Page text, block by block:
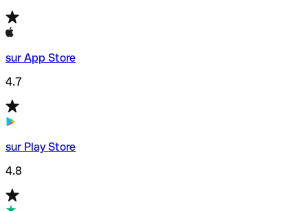
sur App Store
4.7
sur Play Store
4.8